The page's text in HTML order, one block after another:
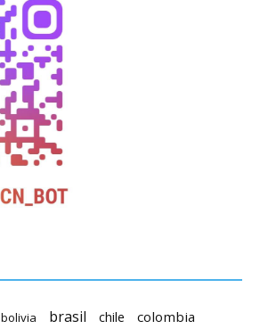
bolivia brasil chile colombia